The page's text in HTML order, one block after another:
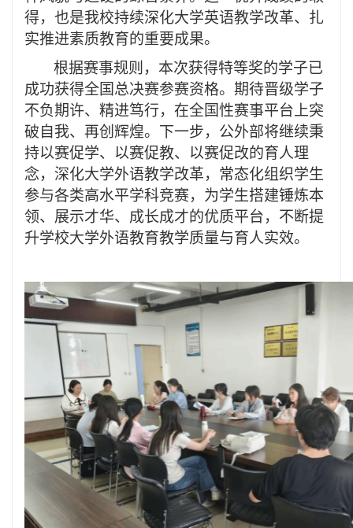
得，也是我校持续深化大学英语教学改革、扎
实推进素质教育的重要成果。
根据赛事规则，本次获得特等奖的学子已
成功获得全国总决赛参赛资格。期待晋级学子
不负期许、精进笃行，在全国性赛事平台上突
破自我、再创辉煌。下一步，公外部将继续秉
持以赛促学、以赛促教、以赛促改的育人理
念， 深化大学外语教学改革，常态化组织学生
参与各类高水平学科竞赛，为学生搭建锤炼本
领、展示才华、成长成才的优质平台， 不断提
升学校大学外语教育教学质量与育人实效。